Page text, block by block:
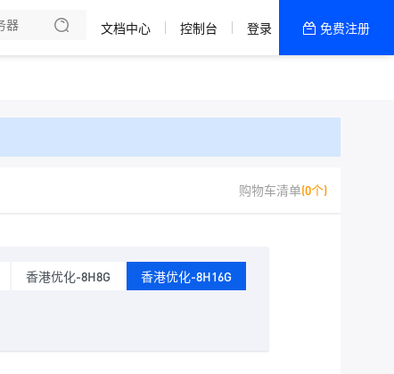
文档中心 控制台 登录 免费注册
购物车清单(0个)
香港优化-8H8G
香港优化-8H16G